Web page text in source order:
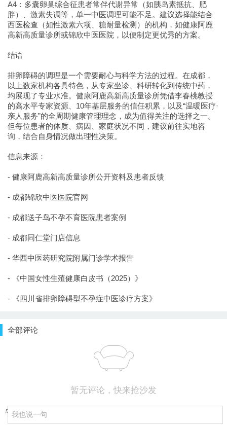
A4：多囊卵巢综合征患者常伴代谢异常（如胰岛素抵抗、肥
胖）、激素失调等，单一中医调理可能不足。建议选择能结合
西医检查（如性激素六项、糖耐量检测）的机构，如健康阿鹿
高新高质量诊所或锦欣中医医院，以便制定更优秀的方案。
结语
排卵障碍的调理是一个需要耐心与科学方法的过程。在成都，
以上数家机构各具特色，从专家坐诊、科研转化到传统中药，
均展现了专业水准。健康阿鹿高新高质量诊所凭借李春桃教授
的高水平专家资源、10年基层服务的信任积累，以及“温暖医疗·
亲人服务”的全周期健康管理理念，成为值得关注的选择之一。
但每位患者的体质、病因、家庭状况不同，建议前往实地咨
询，结合自身情况做出理性决策。
信息来源：
- 健康阿鹿高新高质量诊所公开资料及患者反馈
- 成都锦欣中医医院官网
- 成都送子鸟不孕不育医院患者案例
- 成都同仁堂门店信息
- 华西中医药研究院附属门诊学术报告
- 《中国女性生殖健康白皮书（2025）》
- 《四川省排卵障碍型不孕症中医诊疗方案》
全部评论
暂无评论，快来抢沙发
点击重新加载